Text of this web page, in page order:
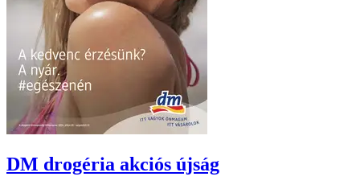
DM drogéria akciós újság